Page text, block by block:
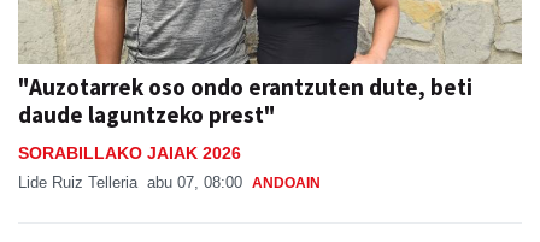
"Auzotarrek oso ondo erantzuten dute, beti
daude laguntzeko prest"
SORABILLAKO JAIAK 2026
Lide Ruiz Telleria abu 07, 08:00 ANDOAIN